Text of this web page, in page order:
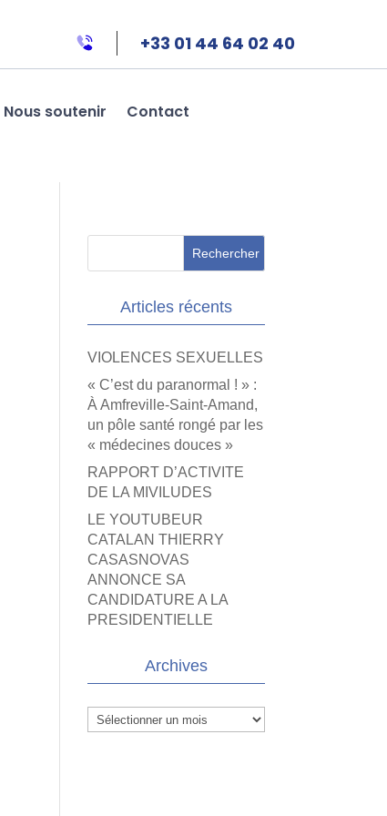
+33 01 44 64 02 40
Nous soutenir Contact
Articles récents
VIOLENCES SEXUELLES
« C’est du paranormal ! » :
À Amfreville-Saint-Amand,
un pôle santé rongé par les
« médecines douces »
RAPPORT D’ACTIVITE
DE LA MIVILUDES
LE YOUTUBEUR
CATALAN THIERRY
CASASNOVAS
ANNONCE SA
CANDIDATURE A LA
PRESIDENTIELLE
Archives
Archives